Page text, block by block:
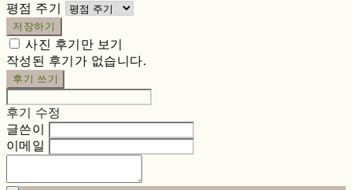
평점 주기
저장하기
사진 후기만 보기
작성된 후기가 없습니다.
후기 쓰기
후기 수정
글쓴이
이메일